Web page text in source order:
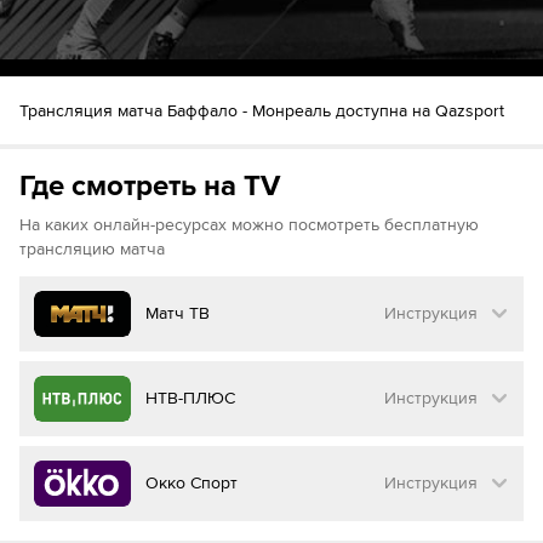
Трансляция матча Баффало - Монреаль доступна на Qazsport
Где смотреть на TV
На каких онлайн-ресурсах можно посмотреть бесплатную
трансляцию матча
Матч ТВ Инструкция
Как смотреть бесплатно трансляцию матча
Матч ТВ
Инструкция
Перейдите на сайт МАТЧ ТВ
НТВ-ПЛЮС Инструкция
Как смотреть бесплатно трансляцию матча
на НТВ ПЛЮС
Окко Спорт Инструкция